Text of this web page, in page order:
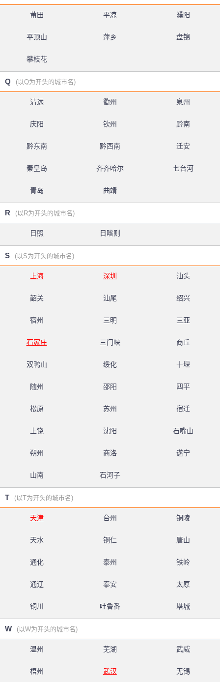
莆田 平凉 濮阳
平顶山 萍乡 盘锦
攀枝花
Q (以Q为开头的城市名)
清远 衢州 泉州
庆阳 钦州 黔南
黔东南 黔西南 迁安
秦皇岛 齐齐哈尔 七台河
青岛 曲靖
R (以R为开头的城市名)
日照 日喀则
S (以S为开头的城市名)
上海 深圳 汕头
韶关 汕尾 绍兴
宿州 三明 三亚
石家庄 三门峡 商丘
双鸭山 绥化 十堰
随州 邵阳 四平
松原 苏州 宿迁
上饶 沈阳 石嘴山
朔州 商洛 遂宁
山南 石河子
T (以T为开头的城市名)
天津 台州 铜陵
天水 铜仁 唐山
通化 泰州 铁岭
通辽 泰安 太原
铜川 吐鲁番 塔城
W (以W为开头的城市名)
温州 芜湖 武威
梧州 武汉 无锡